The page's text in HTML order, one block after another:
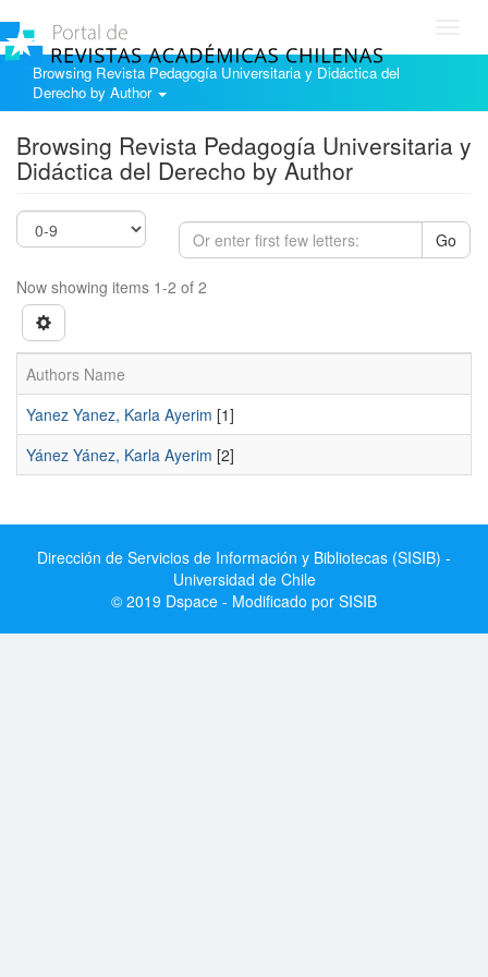
Browsing Revista Pedagogía Universitaria y Didáctica del
Derecho by Author
Browsing Revista Pedagogía Universitaria y
Didáctica del Derecho by Author
Go
Now showing items 1-2 of 2
Authors Name
Yanez Yanez, Karla Ayerim [1]
Yánez Yánez, Karla Ayerim [2]
Dirección de Servicios de Información y Bibliotecas (SISIB) -
Universidad de Chile
© 2019 Dspace - Modificado por SISIB